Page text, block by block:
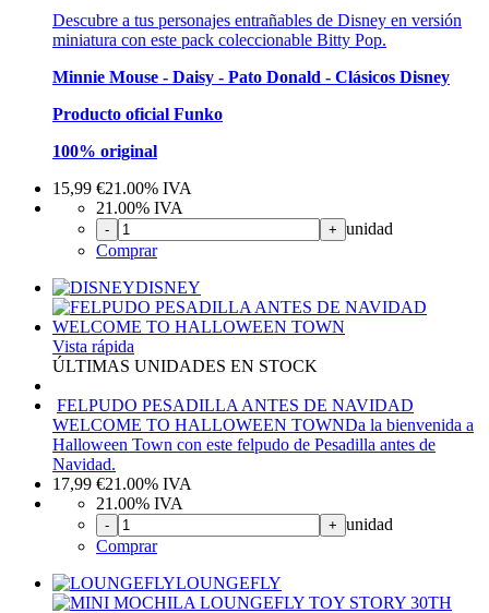
Descubre a tus personajes entrañables de Disney en versión
miniatura con este pack coleccionable Bitty Pop.
Minnie Mouse - Daisy - Pato Donald - Clásicos Disney
Producto oficial Funko
100% original
15,99 €21.00% IVA
21.00% IVA
- + unidad
Comprar
DISNEY
Vista rápida
ÚLTIMAS UNIDADES EN STOCK
FELPUDO PESADILLA ANTES DE NAVIDAD
WELCOME TO HALLOWEEN TOWNDa la bienvenida a
Halloween Town con este felpudo de Pesadilla antes de
Navidad.
17,99 €21.00% IVA
21.00% IVA
- + unidad
Comprar
LOUNGEFLY